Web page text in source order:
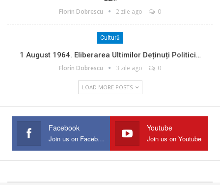
Florin Dobrescu 2 zile ago 0
Cultură
1 August 1964. Eliberarea Ultimilor Deținuți Politici…
Florin Dobrescu 3 zile ago 0
LOAD MORE POSTS
Facebook
Join us on Facebook
Youtube
Join us on Youtube